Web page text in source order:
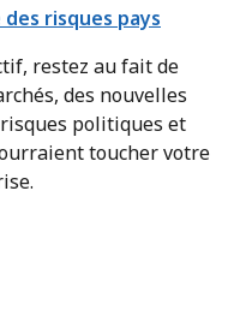
risques pays
restez au fait de
des nouvelles
politiques et
toucher votre